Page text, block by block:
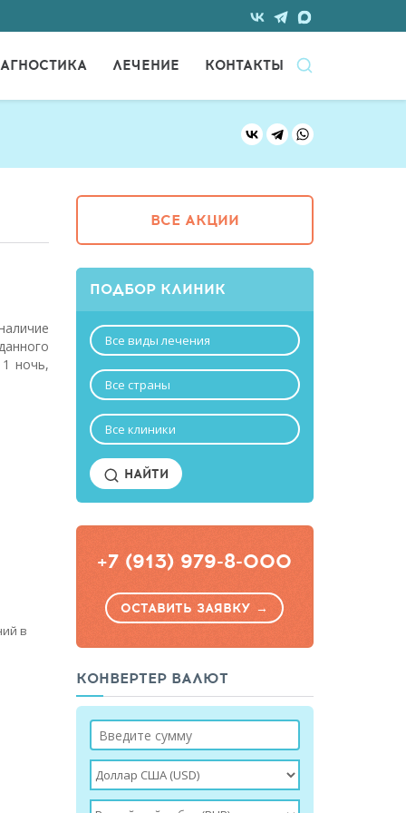
ЛЕЧЕНИЕ КОНТАКТЫ
ночь,
в
ВСЕ АКЦИИ
ПОДБОР КЛИНИК
Все виды лечения
Все страны
Все клиники
НАЙТИ
+7 (913) 979-8-000
ОСТАВИТЬ ЗАЯВКУ →
КОНВЕРТЕР ВАЛЮТ